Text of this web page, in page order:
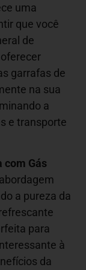
uma
que você
de
garrafas de
na sua
a
e transporte
com Gás
a pureza da
para
à
da